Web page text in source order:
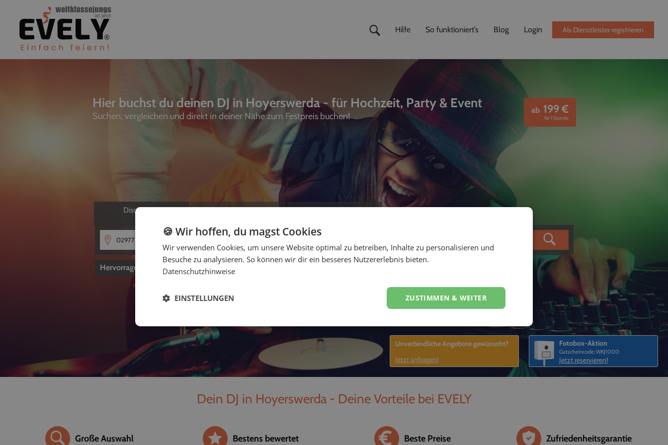
Hilfe So funktioniert’s Blog Login Als Dienstleister registrieren
Hier buchst du deinen DJ in Hoyerswerda - für Hochzeit, Party & Event
Suchen, vergleichen und direkt in deiner Nähe zum Festpreis buchen!
ab 199€
für 1 Stunde
Discjockeys Livemusiker, Fotografen
Hervorragend von 5
Fotobox-Aktion
Gutscheincode: WKJ1000
Jetzt reservieren!
Unverbindliche Angebote gewünscht?
Jetzt anfragen!
Dein DJ in Hoyerswerda - Deine Vorteile bei EVELY
Große Auswahl Bestens bewertet Beste Preise Zufriedenheitsgarantie
🍪 Wir hoffen, du magst Cookies
Wir verwenden Cookies, um unsere Website optimal zu betreiben, Inhalte zu personalisieren und
Besuche zu analysieren. So können wir dir ein besseres Nutzererlebnis bieten.
Datenschutzhinweise
ZUSTIMMEN & WEITER
EINSTELLUNGEN